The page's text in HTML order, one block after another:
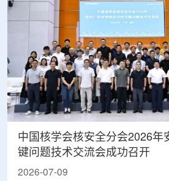
中国核学会核安全分会2026年
键问题技术交流会成功召开
2026-07-09